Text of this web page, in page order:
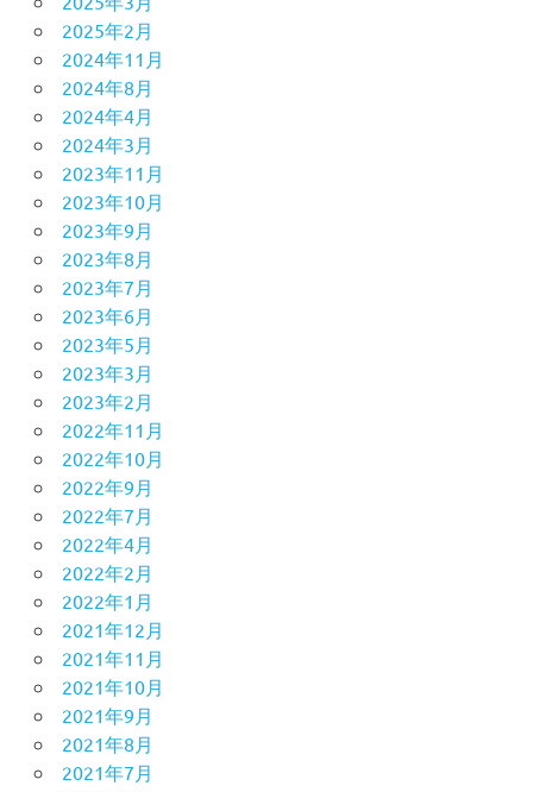
2025年2月
2024年11月
2024年8月
2024年4月
2024年3月
2023年11月
2023年10月
2023年9月
2023年8月
2023年7月
2023年6月
2023年5月
2023年3月
2023年2月
2022年11月
2022年10月
2022年9月
2022年7月
2022年4月
2022年2月
2022年1月
2021年12月
2021年11月
2021年10月
2021年9月
2021年8月
2021年7月